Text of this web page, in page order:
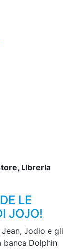
Libreria
LE
JOJO!
Jodio e gli
Dolphin